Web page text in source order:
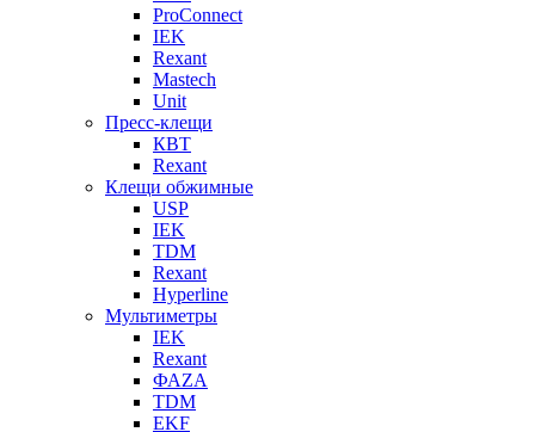
ProConnect
IEK
Rexant
Mastech
Unit
Пресс-клещи
КВТ
Rexant
Клещи обжимные
USP
IEK
TDM
Rexant
Hyperline
Мультиметры
IEK
Rexant
ФАZА
TDM
EKF